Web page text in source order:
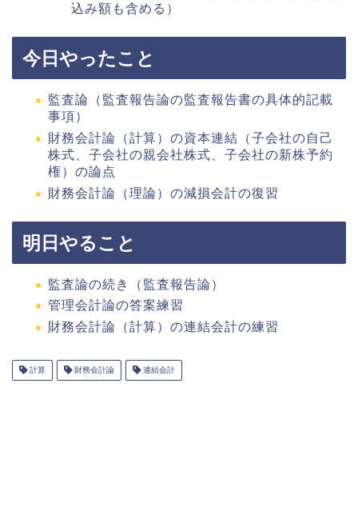
込み額も含める）
今日やったこと
監査論（監査報告論の監査報告書の具体的記載
事項）
財務会計論（計算）の資本連結（子会社の自己
株式、子会社の親会社株式、子会社の新株予約
権）の論点
財務会計論（理論）の減損会計の復習
明日やること
監査論の続き（監査報告論）
管理会計論の答案練習
財務会計論（計算）の連結会計の練習
計算 財務会計論 連結会計